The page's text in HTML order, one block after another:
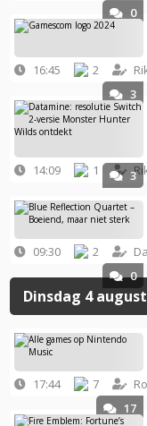
0
3
16:45 2
3
14:09 1
0
09:30 2
Dinsdag 4
17
17:44 7